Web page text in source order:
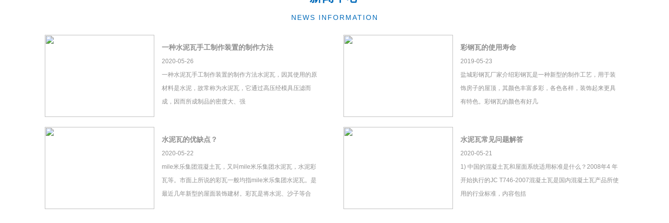
NEWS INFORMATION
一种水泥瓦手工制作装置的制作方法
2020-05-26
一种水泥瓦手工制作装置的制作方法水泥瓦，因其使用的原
材料是水泥，故常称为水泥瓦，它通过高压经模具压滤而
成，因而所成制品的密度大、强
彩钢瓦的使用寿命
2019-05-23
盐城彩钢瓦厂家介绍彩钢瓦是一种新型的制作工艺，用于装
饰房子的屋顶，其颜色丰富多彩，各色各样，装饰起来更具
有特色。彩钢瓦的颜色有好几
水泥瓦的优缺点？
2020-05-22
mile米乐集团混凝土瓦，又叫mile米乐集团水泥瓦，水泥彩
瓦等。市面上所说的彩瓦一般均指mile米乐集团水泥瓦。是
最近几年新型的屋面装饰建材。彩瓦是将水泥、沙子等合
水泥瓦常见问题解答
2020-05-21
1) 中国的混凝土瓦和屋面系统适用标准是什么？2008年4 年
开始执行的JC T746-2007混凝土瓦是国内混凝土瓦产品所使
用的行业标准，内容包括